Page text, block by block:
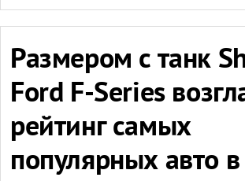
Размером с танк
Ford F-Series
рейтинг самых
популярных авто